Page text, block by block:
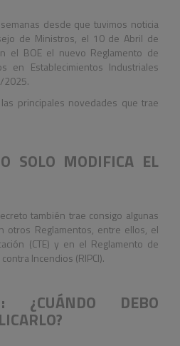
desde que tuvimos noticia
de Ministros, el 10 de Abril de
el BOE el nuevo Reglamento de
en Establecimientos Industriales
2025.
principales novedades que trae
SOLO MODIFICA EL
también trae consigo algunas
otros Reglamentos, entre ellos, el
(CTE) y en el Reglamento de
Incendios (RIPCI).
¿CUÁNDO DEBO